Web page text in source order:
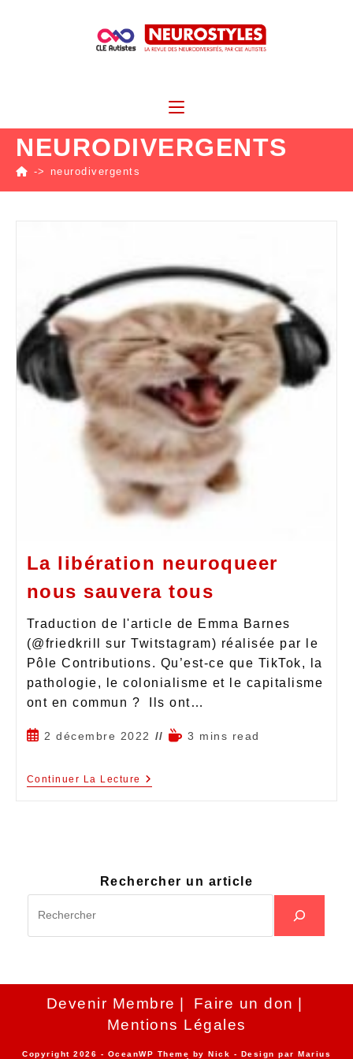
NEURODIVERGENTS
-> neurodivergents
La libération neuroqueer
nous sauvera tous
Traduction de l'article de Emma Barnes
(@friedkrill sur Twitstagram) réalisée par le
Pôle Contributions. Qu’est-ce que TikTok, la
pathologie, le colonialisme et le capitalisme
ont en commun ? Ils ont…
2 décembre 2022 3 mins read
Continuer La Lecture
Rechercher un article
Devenir Membre
Faire un don
Mentions Légales
Copyright 2026 - OceanWP Theme by Nick - Design par Marius